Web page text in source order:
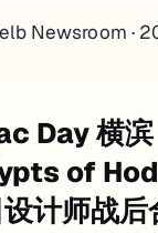
Newsroom ·
Day 横滨
of
计师战后